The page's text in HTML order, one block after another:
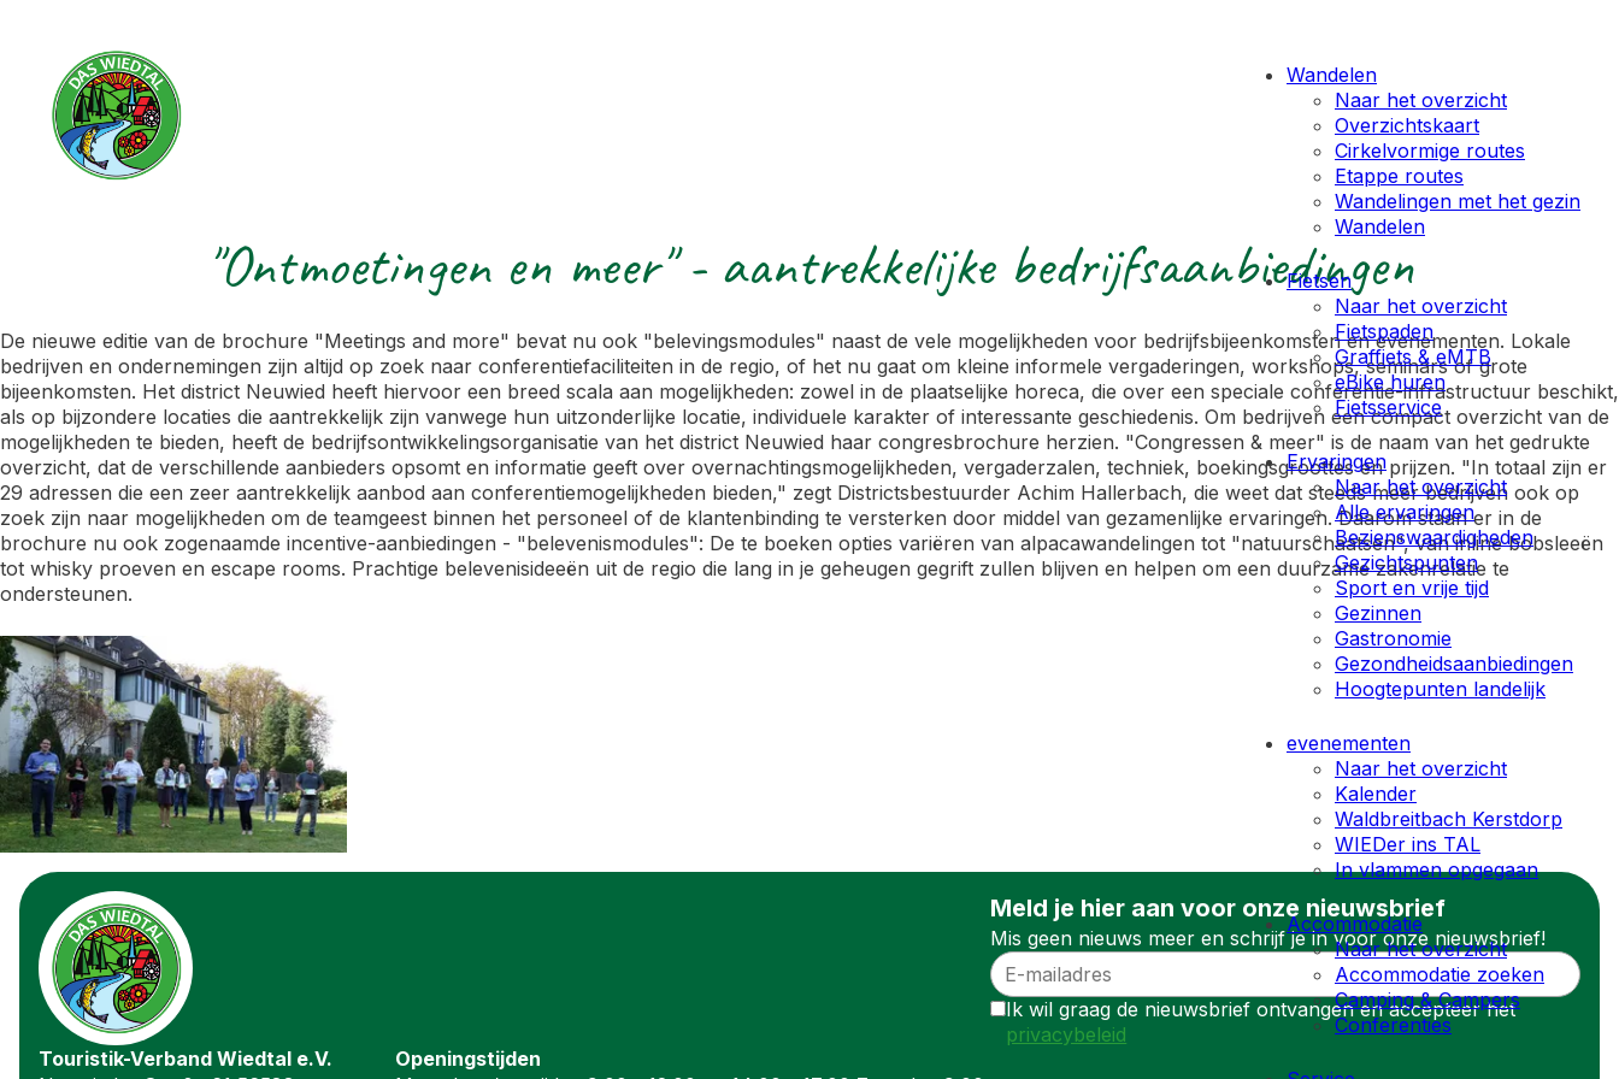
Wandelen
Naar het overzicht
Overzichtskaart
Cirkelvormige routes
Etappe routes
Wandelingen met het gezin
Wandelen
Fietsen
Naar het overzicht
Fietspaden
Graffiets & eMTB
eBike huren
Fietsservice
Ervaringen
Naar het overzicht
Alle ervaringen
Bezienswaardigheden
Gezichtspunten
Sport en vrije tijd
Gezinnen
Gastronomie
Gezondheidsaanbiedingen
Hoogtepunten landelijk
evenementen
Naar het overzicht
Kalender
Waldbreitbach Kerstdorp
WIEDer ins TAL
In vlammen opgegaan
Accommodatie
Naar het overzicht
Accommodatie zoeken
Camping & Campers
Conferenties
"Ontmoetingen en meer" - aantrekkelijke bedrijfsaanbiedingen
De nieuwe editie van de brochure "Meetings and more" bevat nu ook "belevingsmodules" naast de vele mogelijkheden voor bedrijfsbijeenkomsten en evenementen. Lokale
bedrijven en ondernemingen zijn altijd op zoek naar conferentiefaciliteiten in de regio, of het nu gaat om kleine informele vergaderingen, workshops, seminars of grote
bijeenkomsten. Het district Neuwied heeft hiervoor een breed scala aan mogelijkheden: zowel in de plaatselijke horeca, die over een speciale conferentie-infrastructuur beschikt,
als op bijzondere locaties die aantrekkelijk zijn vanwege hun uitzonderlijke locatie, individuele karakter of interessante geschiedenis. Om bedrijven een compact overzicht van de
mogelijkheden te bieden, heeft de bedrijfsontwikkelingsorganisatie van het district Neuwied haar congresbrochure herzien. "Congressen & meer" is de naam van het gedrukte
overzicht, dat de verschillende aanbieders opsomt en informatie geeft over overnachtingsmogelijkheden, vergaderzalen, techniek, boekingsgroottes en prijzen. "In totaal zijn er
29 adressen die een zeer aantrekkelijk aanbod aan conferentiemogelijkheden bieden," zegt Districtsbestuurder Achim Hallerbach, die weet dat steeds meer bedrijven ook op
zoek zijn naar mogelijkheden om de teamgeest binnen het personeel of de klantenbinding te versterken door middel van gezamenlijke ervaringen. Daarom staan er in de
brochure nu ook zogenaamde incentive-aanbiedingen - "belevenismodules": De te boeken opties variëren van alpacawandelingen tot "natuurschaatsen", van inline bobsleeën
tot whisky proeven en escape rooms. Prachtige belevenisideeën uit de regio die lang in je geheugen gegrift zullen blijven en helpen om een duurzame zakenrelatie te
ondersteunen.
Touristik-Verband Wiedtal e.V.
Openingstijden
Meld je hier aan voor onze nieuwsbrief
Mis geen nieuws meer en schrijf je in voor onze nieuwsbrief!
Ik wil graag de nieuwsbrief ontvangen en accepteer het
privacybeleid